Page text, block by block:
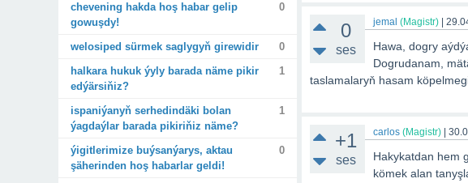
chevening hakda hoş habar gelip
gowuşdy!
0
welosiped sürmek saglygyň girewidir
0
halkara hukuk ýyly barada näme pikir
edýärsiňiz?
1
ispaniýanyň serhedindäki bolan
ýagdaýlar barada pikiriňiz näme?
1
ýigitlerimize buýsanýarys, aktau
şäherinden hoş habarlar geldi!
0
0
ses
jemal (Magistr)
Hawa, dogry
Dogrudanam,
taslamalaryň hasam
+1
ses
carlos (Magistr)
Hakykatdan hem
kömek alan